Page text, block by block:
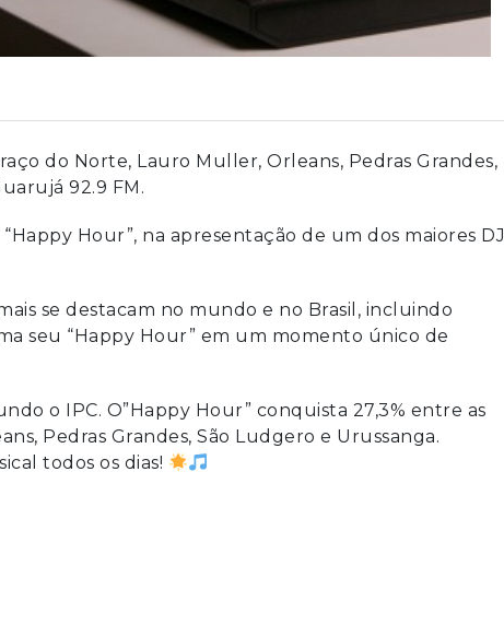
do Norte, Lauro Muller, Orleans, Pedras Grandes,
92.9 FM.
Hour”, na apresentação de um dos maiores DJ
se destacam no mundo e no Brasil, incluindo
seu “Happy Hour” em um momento único de
o IPC. O”Happy Hour” conquista 27,3% entre as
Pedras Grandes, São Ludgero e Urussanga.
todos os dias!